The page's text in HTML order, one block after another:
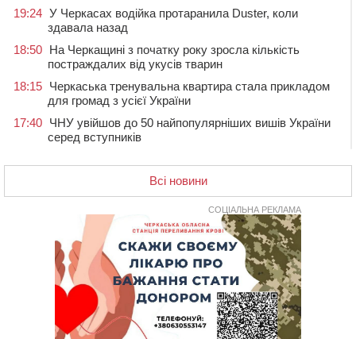
19:24 У Черкасах водійка протаранила Duster, коли
здавала назад
18:50 На Черкащині з початку року зросла кількість
постраждалих від укусів тварин
18:15 Черкаська тренувальна квартира стала прикладом
для громад з усієї України
17:40 ЧНУ увійшов до 50 найпопулярніших вишів України
серед вступників
контейнерний майданчик
16:32
Без розтину грудної клітки: у Черкасах 75-річній
пацієнтці замінили аортальний клапан
У Черкаському онкоцентрі встановили сонячну
електростанцію за понад пів мільйона гривень
У Київській області прощаються з полеглим на
фронті жителем Монастирищини
У Черкасах містяни через нову скляну зупинку і
вирізані дерева потерпають від спеки: Бондаренко
Всі новини
СОЦІАЛЬНА РЕКЛАМА